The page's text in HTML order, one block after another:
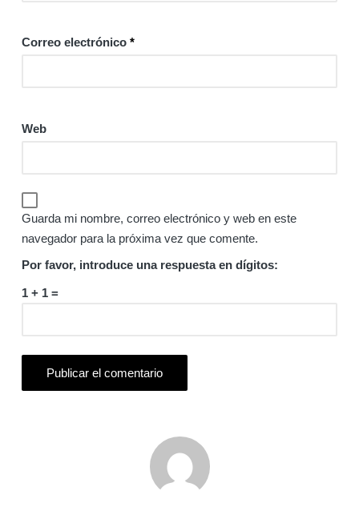
Correo electrónico *
Web
Guarda mi nombre, correo electrónico y web en este
navegador para la próxima vez que comente.
Por favor, introduce una respuesta en dígitos:
1 + 1 =